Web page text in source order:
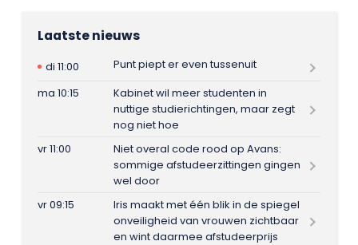
Laatste nieuws
di 11:00
Punt piept er even tussenuit
ma 10:15
Kabinet wil meer studenten in
nuttige studierichtingen, maar zegt
nog niet hoe
vr 11:00
Niet overal code rood op Avans:
sommige afstudeerzittingen gingen
wel door
vr 09:15
Iris maakt met één blik in de spiegel
onveiligheid van vrouwen zichtbaar
en wint daarmee afstudeerprijs